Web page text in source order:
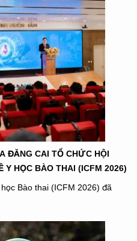
ĐĂNG CAI TỔ CHỨC HỘI
Y HỌC BÀO THAI (ICFM 2026)
Bào thai (ICFM 2026) đã